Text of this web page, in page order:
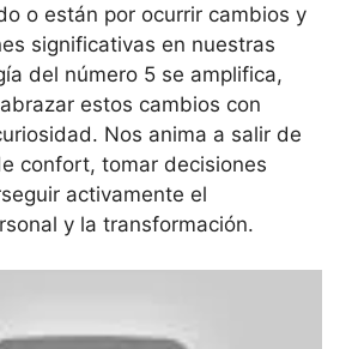
o están por ocurrir cambios y
significativas en nuestras
del número 5 se amplifica,
estos cambios con
Nos anima a salir de
confort, tomar decisiones
activamente el
y la transformación.